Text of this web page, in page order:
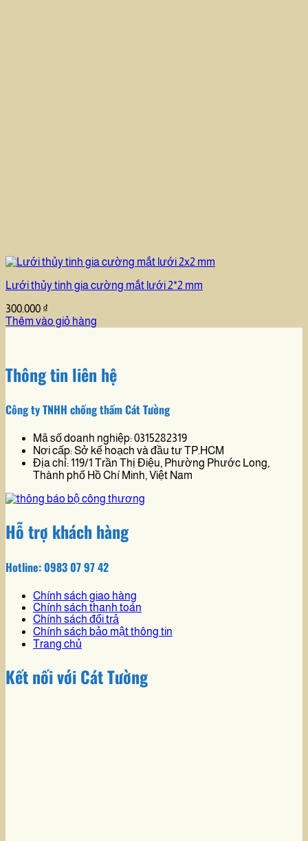
Lưới thủy tinh gia cường mắt lưới 2*2 mm
300.000 ₫
Thêm vào giỏ hàng
Thông tin liên hệ
Công ty TNHH chống thấm Cát Tường
Mã số doanh nghiệp: 0315282319
Nơi cấp: Sở kế hoạch và đầu tư TP.HCM
Địa chỉ: 119/1 Trần Thị Điệu, Phường Phước Long,
Thành phố Hồ Chí Minh, Việt Nam
Hỗ trợ khách hàng
Hotline: 0983 07 97 42
Chính sách giao hàng
Chính sách thanh toán
Chính sách đổi trả
Chính sách bảo mật thông tin
Trang chủ
Kết nối với Cát Tường